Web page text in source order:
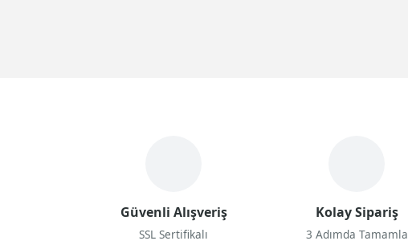
Güvenli Alışveriş
SSL Sertifikalı
Kolay Sipariş
3 Adımda Tamamla